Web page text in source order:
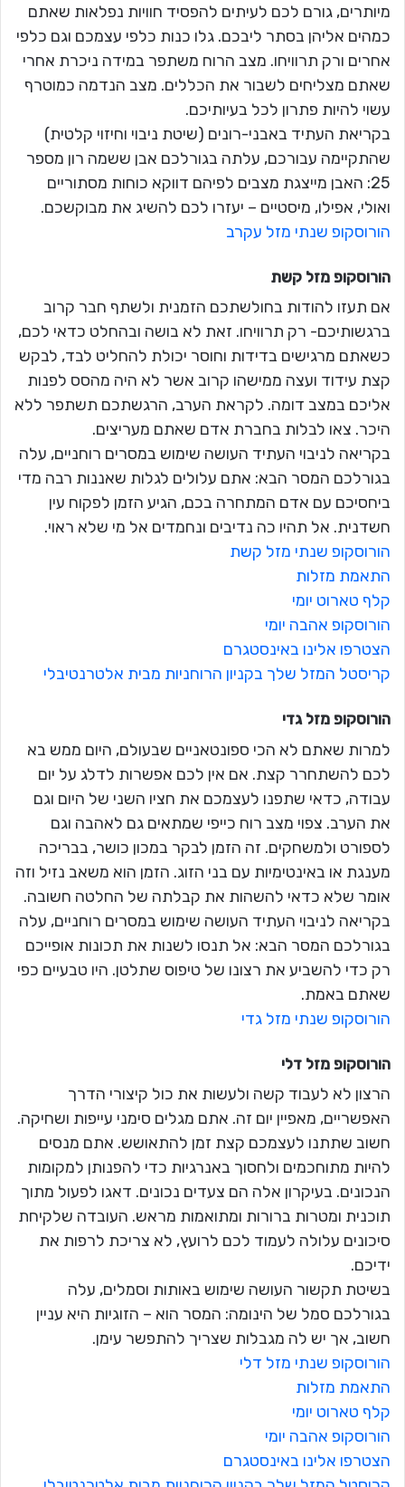
מיותרים, גורם לכם לעיתים להפסיד חוויות נפלאות שאתם
כמהים אליהן בסתר ליבכם. גלו כנות כלפי עצמכם וגם כלפי
אחרים ורק תרוויחו. מצב הרוח משתפר במידה ניכרת אחרי
שאתם מצליחים לשבור את הכללים. מצב הנדמה כמוטרף
עשוי להיות פתרון לכל בעיותיכם.
בקריאת העתיד באבני-רונים (שיטת ניבוי וחיזוי קלטית)
שהתקיימה עבורכם, עלתה בגורלכם אבן ששמה רון מספר
25: האבן מייצגת מצבים לפיהם דווקא כוחות מסתוריים
ואולי, אפילו, מיסטיים – יעזרו לכם להשיג את מבוקשכם.
הורוסקופ שנתי מזל עקרב
הורוסקופ מזל קשת
אם תעזו להודות בחולשתכם הזמנית ולשתף חבר קרוב
ברגשותיכם- רק תרוויחו. זאת לא בושה ובהחלט כדאי לכם,
כשאתם מרגישים בדידות וחוסר יכולת להחליט לבד, לבקש
קצת עידוד ועצה ממישהו קרוב אשר לא היה מהסס לפנות
אליכם במצב דומה. לקראת הערב, הרגשתכם תשתפר ללא
היכר. צאו לבלות בחברת אדם שאתם מעריצים.
בקריאה לניבוי העתיד העושה שימוש במסרים רוחניים, עלה
בגורלכם המסר הבא: אתם עלולים לגלות שאננות רבה מדי
ביחסיכם עם אדם המתחרה בכם, הגיע הזמן לפקוח עין
חשדנית. אל תהיו כה נדיבים ונחמדים אל מי שלא ראוי.
הורוסקופ שנתי מזל קשת
התאמת מזלות
קלף טארוט יומי
הורוסקופ אהבה יומי
הצטרפו אלינו באינסטגרם
קריסטל המזל שלך בקניון הרוחניות מבית אלטרנטיבלי
הורוסקופ מזל גדי
למרות שאתם לא הכי ספונטאניים שבעולם, היום ממש בא
לכם להשתחרר קצת. אם אין לכם אפשרות לדלג על יום
עבודה, כדאי שתפנו לעצמכם את חציו השני של היום וגם
את הערב. צפוי מצב רוח כייפי שמתאים גם לאהבה וגם
לספורט ולמשחקים. זה הזמן לבקר במכון כושר, בבריכה
מענגת או באינטימיות עם בני הזוג. הזמן הוא משאב נזיל וזה
אומר שלא כדאי להשהות את קבלתה של החלטה חשובה.
בקריאה לניבוי העתיד העושה שימוש במסרים רוחניים, עלה
בגורלכם המסר הבא: אל תנסו לשנות את תכונות אופייכם
רק כדי להשביע את רצונו של טיפוס שתלטן. היו טבעיים כפי
שאתם באמת.
הורוסקופ שנתי מזל גדי
הורוסקופ מזל דלי
הרצון לא לעבוד קשה ולעשות את כול קיצורי הדרך
האפשריים, מאפיין יום זה. אתם מגלים סימני עייפות ושחיקה.
חשוב שתתנו לעצמכם קצת זמן להתאושש. אתם מנסים
להיות מתוחכמים ולחסוך באנרגיות כדי להפנותן למקומות
הנכונים. בעיקרון אלה הם צעדים נכונים. דאגו לפעול מתוך
תוכנית ומטרות ברורות ומתואמות מראש. העובדה שלקיחת
סיכונים עלולה לעמוד לכם לרועץ, לא צריכת לרפות את
ידיכם.
בשיטת תקשור העושה שימוש באותות וסמלים, עלה
בגורלכם סמל של הינומה: המסר הוא – הזוגיות היא עניין
חשוב, אך יש לה מגבלות שצריך להתפשר עימן.
הורוסקופ שנתי מזל דלי
התאמת מזלות
קלף טארוט יומי
הורוסקופ אהבה יומי
הצטרפו אלינו באינסטגרם